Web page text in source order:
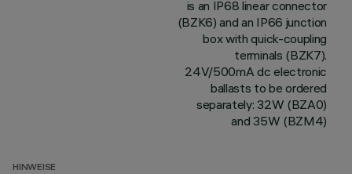
is an IP68 linear connector
(BZK6) and an IP66 junction
box with quick-coupling
terminals (BZK7).
24V/500mA dc electronic
ballasts to be ordered
separately: 32W (BZA0)
and 35W (BZM4)
HINWEISE